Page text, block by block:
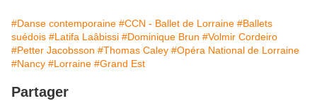
#Danse contemporaine #CCN - Ballet de Lorraine #Ballets
suédois #Latifa Laâbissi #Dominique Brun #Volmir Cordeiro
#Petter Jacobsson #Thomas Caley #Opéra National de Lorraine
#Nancy #Lorraine #Grand Est
Partager